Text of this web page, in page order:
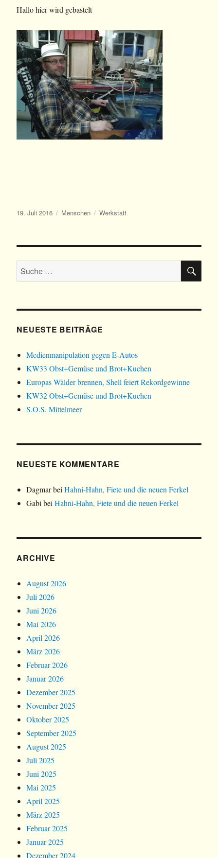
Hallo hier wird gebastelt
Veröffentlicht
19. Juli 2016 Kategorien
Menschen Schlagwörter
Werkstatt
Suche
nach:
NEUESTE BEITRÄGE
Medienmanipulation gegen E-Autos
KW33 Obst+Gemüse und Brot+Kuchen
Europas Wälder brennen, Shell feiert Rekordgewinne
KW32 Obst+Gemüse und Brot+Kuchen
S.O.S. Mittelmeer
NEUESTE KOMMENTARE
DagmarbeiHahni-Hahn, Fiete und die neuen Ferkel
GabibeiHahni-Hahn, Fiete und die neuen Ferkel
ARCHIVE
August 2026
Juli 2026
Juni 2026
Mai 2026
April 2026
März 2026
Februar 2026
Januar 2026
Dezember 2025
November 2025
Oktober 2025
September 2025
August 2025
Juli 2025
Juni 2025
Mai 2025
April 2025
März 2025
Februar 2025
Januar 2025
Dezember 2024